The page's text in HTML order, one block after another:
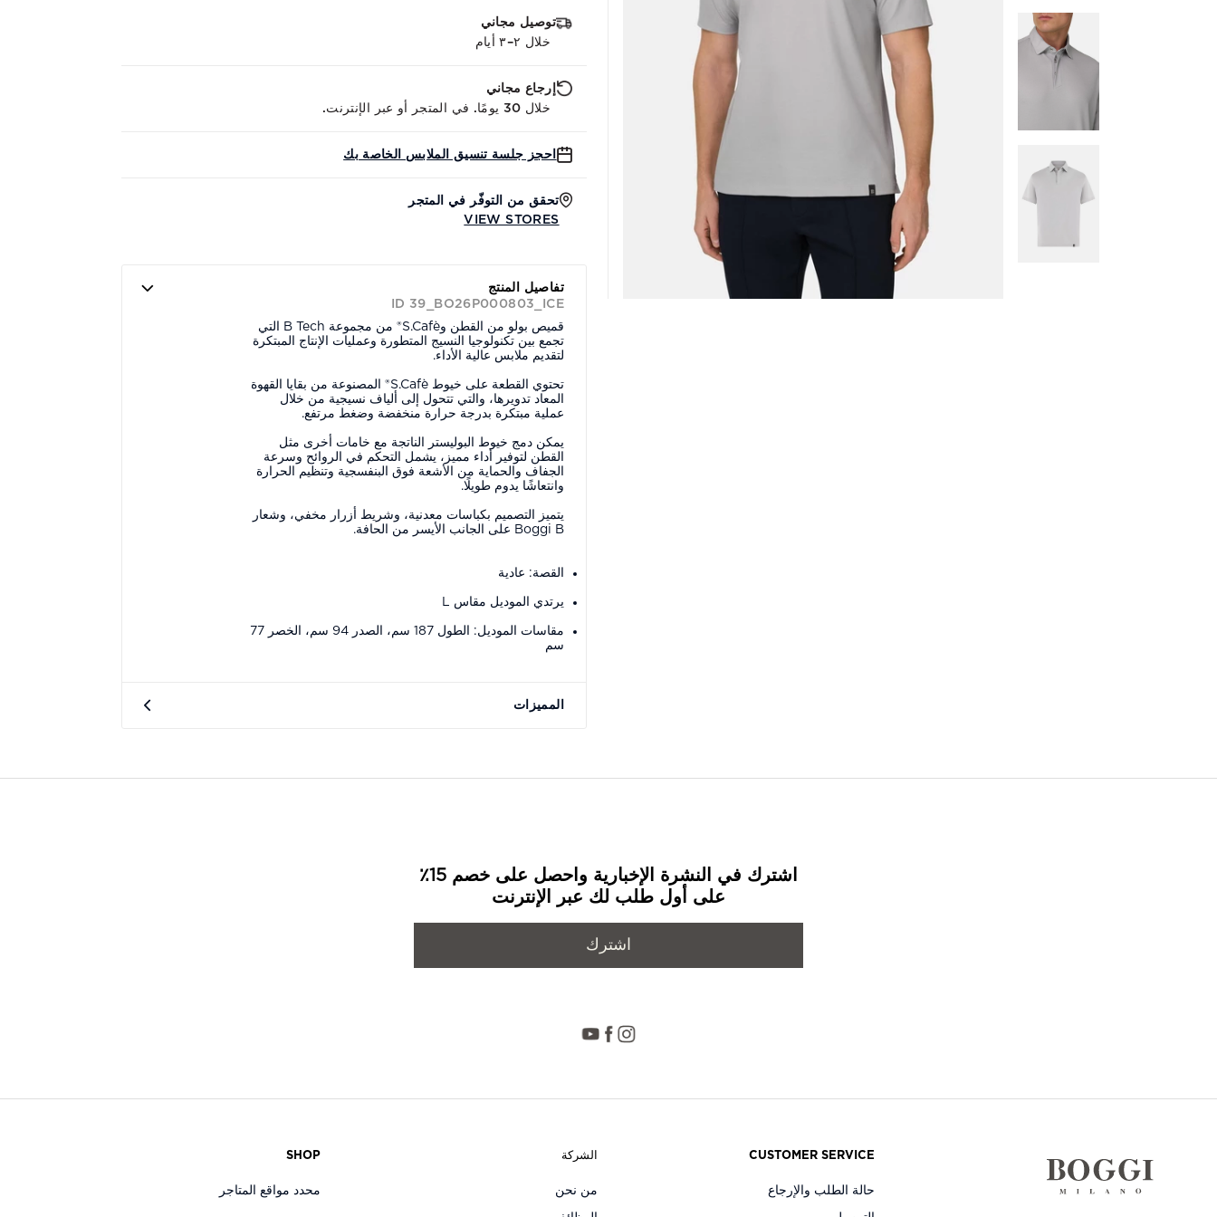
توصيل مجاني
خلال ٢–٣ أيام
إرجاع مجاني
خلال 30 يومًا. في المتجر أو عبر الإنترنت.
احجز جلسة تنسيق الملابس الخاصة بك
تحقق من التوفّر في المتجر
VIEW STORES
تفاصيل المنتج
ID 39_BO26P000803_ICE
قميص بولو من القطن وS.Cafè® من مجموعة B Tech التي
تجمع بين تكنولوجيا النسيج المتطورة وعمليات الإنتاج المبتكرة
لتقديم ملابس عالية الأداء.
تحتوي القطعة على خيوط S.Cafè® المصنوعة من بقايا القهوة
المعاد تدويرها، والتي تتحول إلى ألياف نسيجية من خلال
عملية مبتكرة بدرجة حرارة منخفضة وضغط مرتفع.
يمكن دمج خيوط البوليستر الناتجة مع خامات أخرى مثل
القطن لتوفير أداء مميز، يشمل التحكم في الروائح وسرعة
الجفاف والحماية من الأشعة فوق البنفسجية وتنظيم الحرارة
وانتعاشًا يدوم طويلًا.
يتميز التصميم بكباسات معدنية، وشريط أزرار مخفي، وشعار
Boggi B على الجانب الأيسر من الحافة.
القصة: عادية
يرتدي الموديل مقاس L
مقاسات الموديل: الطول 187 سم، الصدر 94 سم، الخصر 77
سم
المميزات
اشترك في النشرة الإخبارية واحصل على خصم 15٪
على أول طلب لك عبر الإنترنت
اشترك
CUSTOMER SERVICE
حالة الطلب والإرجاع
الشركة
من نحن
SHOP
محدد مواقع المتاجر